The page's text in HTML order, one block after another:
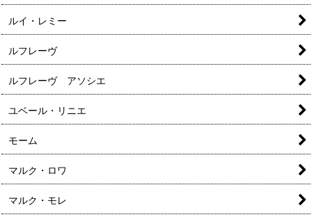
ルイ・レミー
ルフレーヴ
ルフレーヴ アソシエ
ユベール・リニエ
モーム
マルク・ロワ
マルク・モレ